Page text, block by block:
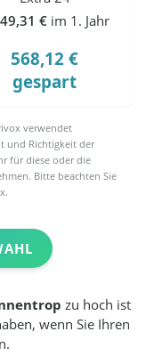
€ im 1. Jahr
568,12 €
gespart
verwendet
und Richtigkeit der
für diese oder die
Bitte beachten Sie
zu hoch ist
wenn Sie Ihren